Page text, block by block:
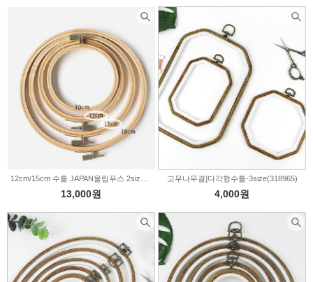
한복부자재 헤어부자재
펠트부자재 의류부자재 퀼트부자재
인형부자재 신생아용품 X-MAS부자재
비즈/수술/솜방울 커튼부자재 솜/이불솜/보충제
13,000원
고무나무결]다각형수틀-3size(318965)
4,000원